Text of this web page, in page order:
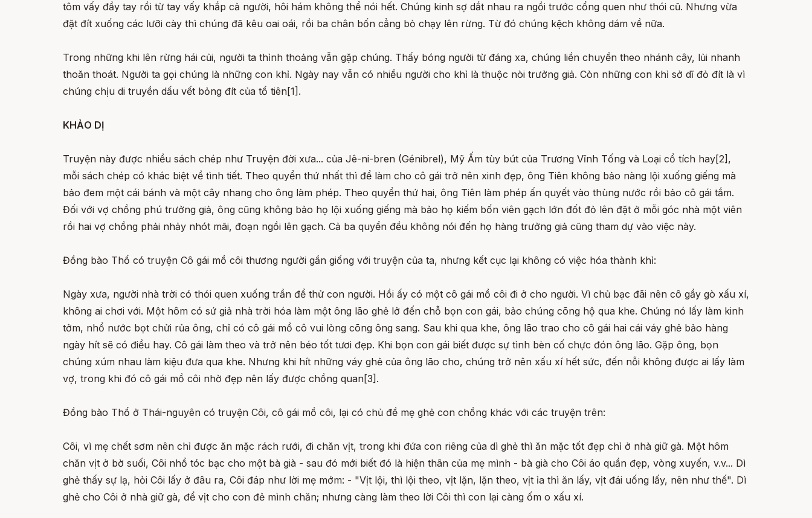
tôm vấy đầy tay rồi từ tay vấy khắp cả người, hôi hám không thể nói hết. Chúng kinh sợ dắt nhau ra ngồi trước cổng quen như thói cũ. Nhưng vừa
đặt đít xuống các lưỡi cày thì chúng đã kêu oai oái, rồi ba chân bốn cẳng bỏ chạy lên rừng. Từ đó chúng kệch không dám về nữa.
Trong những khi lên rừng hái củi, người ta thỉnh thoảng vẫn gặp chúng. Thấy bóng người từ đáng xa, chúng liền chuyền theo nhánh cây, lủi nhanh
thoăn thoát. Người ta gọi chúng là những con khỉ. Ngày nay vẫn có nhiều người cho khỉ là thuộc nòi trưởng giả. Còn những con khỉ sở dĩ đỏ đít là vì
chúng chịu di truyền dấu vết bỏng đít của tổ tiên[1].
KHẢO DỊ
Truyện này được nhiều sách chép như Truyện đời xưa... của Jê-ni-bren (Génibrel), Mỹ Ấm tùy bút của Trương Vĩnh Tống và Loại cổ tích hay[2],
mỗi sách chép có khác biệt về tình tiết. Theo quyển thứ nhất thì để làm cho cô gái trở nên xinh đẹp, ông Tiên không bảo nàng lội xuống giếng mà
bảo đem một cái bánh và một cây nhang cho ông làm phép. Theo quyển thứ hai, ông Tiên làm phép ấn quyết vào thùng nước rồi bảo cô gái tắm.
Đối với vợ chồng phú trưởng giả, ông cũng không bảo họ lội xuống giếng mà bảo họ kiếm bốn viên gạch lớn đốt đỏ lên đặt ở mỗi góc nhà một viên
rồi hai vợ chồng phải nhảy nhót mãi, đoạn ngồi lên gạch. Cả ba quyển đều không nói đến họ hàng trưởng giả cũng tham dự vào việc này.
Đồng bào Thổ có truyện Cô gái mồ côi thương người gần giống với truyện của ta, nhưng kết cục lại không có việc hóa thành khỉ:
Ngày xưa, người nhà trời có thói quen xuống trần để thử con người. Hồi ấy có một cô gái mồ côi đi ở cho người. Vì chủ bạc đãi nên cô gầy gò xấu xí,
không ai chơi với. Một hôm có sứ giả nhà trời hóa làm một ông lão ghẻ lở đến chỗ bọn con gái, bảo chúng cõng hộ qua khe. Chúng nó lấy làm kinh
tởm, nhổ nước bọt chửi rủa ông, chỉ có cô gái mồ cô vui lòng cõng ông sang. Sau khi qua khe, ông lão trao cho cô gái hai cái váy ghẻ bảo hàng
ngày hít sẽ có điều hay. Cô gái làm theo và trở nên béo tốt tươi đẹp. Khi bọn con gái biết được sự tình bèn cố chực đón ông lão. Gặp ông, bọn
chúng xúm nhau làm kiệu đưa qua khe. Nhưng khi hít những váy ghẻ của ông lão cho, chúng trở nên xấu xí hết sức, đến nỗi không được ai lấy làm
vợ, trong khi đó cô gái mồ côi nhờ đẹp nên lấy được chồng quan[3].
Đồng bào Thổ ở Thái-nguyên có truyện Côi, cô gái mồ côi, lại có chủ đề mẹ ghẻ con chồng khác với các truyện trên:
Côi, vì mẹ chết sơm nên chỉ được ăn mặc rách rưới, đi chăn vịt, trong khi đứa con riêng của dì ghẻ thì ăn mặc tốt đẹp chỉ ở nhà giữ gà. Một hôm
chăn vịt ở bờ suối, Côi nhổ tóc bạc cho một bà già - sau đó mới biết đó là hiện thân của mẹ mình - bà già cho Côi áo quần đẹp, vòng xuyến, v.v... Dì
ghẻ thấy sự lạ, hỏi Côi lấy ở đâu ra, Côi đáp như lời mẹ mớm: - "Vịt lội, thì lội theo, vịt lặn, lặn theo, vịt ỉa thì ăn lấy, vịt đái uống lấy, nên như thế". Dì
ghẻ cho Côi ở nhà giữ gà, để vịt cho con đẻ mình chăn; nhưng càng làm theo lời Côi thì con lại càng ốm o xấu xí.